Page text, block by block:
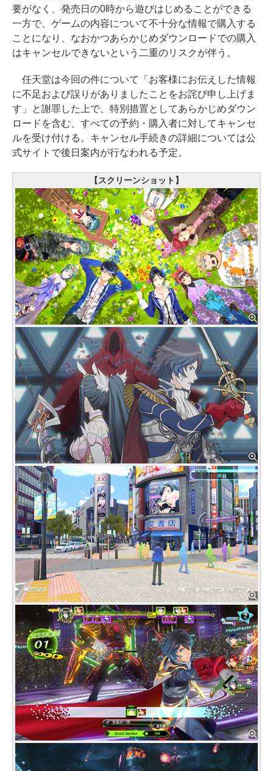
要がなく、発売日の0時から遊びはじめることができる
一方で、ゲームの内容について不十分な情報で購入する
ことになり、なおかつあらかじめダウンロードでの購入
はキャンセルできないという二重のリスクが伴う。
任天堂は今回の件について「お客様にお伝えした情報
に不足および誤りがありましたことをお詫び申し上げま
す」と謝罪した上で、特別措置としてあらかじめダウン
ロードを含む、すべての予約・購入者に対してキャンセ
ルを受け付ける。キャンセル手続きの詳細については公
式サイトで後日案内が行なわれる予定。
【スクリーンショット】